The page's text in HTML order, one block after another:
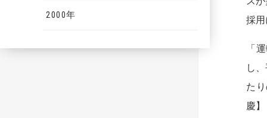
2000年
採
「
し
た
慶】